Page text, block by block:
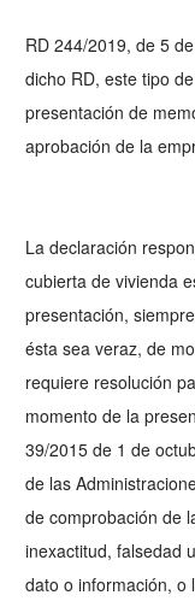
RD 244/2019, de 5
dicho RD, este tipo
presentación de
aprobación de la
La declaración
cubierta de vivienda
presentación,
ésta sea veraz, de
requiere resolución
momento de la
39/2015 de 1 de
de las
de comprobación de
inexactitud, falsedad
dato o información, o